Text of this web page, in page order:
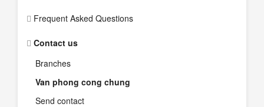
Frequent Asked Questions
Contact us
Branches
Van phong cong chung
Send contact